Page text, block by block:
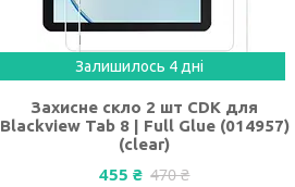
Залишилось 4 дні
Захисне скло 2 шт CDK для
Blackview Tab 8 | Full Glue (014957)
(clear)
455 ₴ 470 ₴